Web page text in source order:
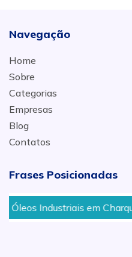
Navegação
Home
Sobre
Categorias
Empresas
Blog
Contatos
Frases Posicionadas
em Charqueada